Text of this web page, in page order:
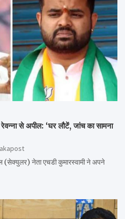
से अपील: ‘घर लौटें, जांच का सामना
(सेक्युलर) नेता एचडी कुमारस्वामी ने अपने